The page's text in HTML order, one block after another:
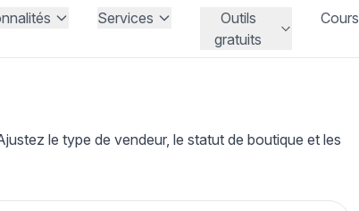
Services
Outils
gratuits
Cours
le type de vendeur, le statut de boutique et les